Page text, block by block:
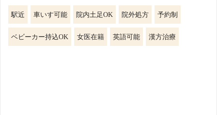
駅近 車いす可能 院内土足OK 院外処方 予約制
ベビーカー持込OK 女医在籍 英語可能 漢方治療